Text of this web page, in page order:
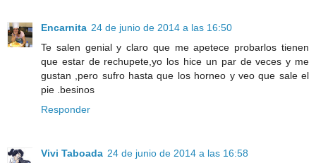
Encarnita 24 de junio de 2014 a las 16:50
Te salen genial y claro que me apetece probarlos tienen
que estar de rechupete,yo los hice un par de veces y me
gustan ,pero sufro hasta que los horneo y veo que sale el
pie .besinos
Responder
Vivi Taboada 24 de junio de 2014 a las 16:58